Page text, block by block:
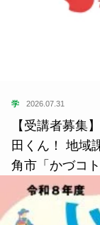
学 2026.07.31
【受講者募集
田くん！ 地域
角市「かづコ